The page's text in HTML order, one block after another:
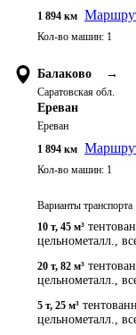
1 894 км
Кол-во машин: 1
Балаково →
Саратовская обл.
Ереван
Ереван
1 894 км
Кол-во машин: 1
Варианты транспорта
10 т, 45 м³
цельнометалл.,
20 т, 82 м³
цельнометалл.,
5 т, 25 м³
цельнометалл.,